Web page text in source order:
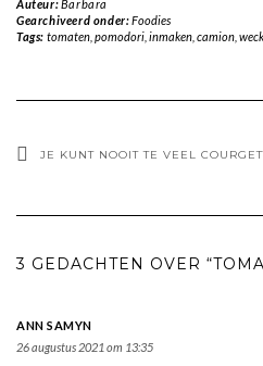
Auteur:Barbara
Gearchiveerd onder:Foodies
Tags: tomaten, pomodori, inmaken, camion,
JE KUNT NOOIT TE VEEL
3 GEDACHTEN OVER
ANN SAMYN
26 augustus 2021 om 13:35